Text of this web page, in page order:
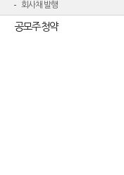
회사채 발행
공모주 청약